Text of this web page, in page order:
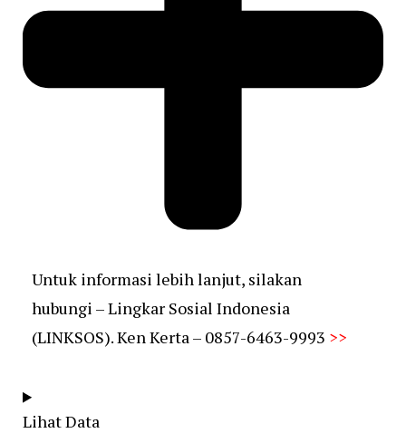
Untuk informasi lebih lanjut, silakan
hubungi – Lingkar Sosial Indonesia
(LINKSOS). Ken Kerta – 0857-6463-9993 >>
Lihat Data